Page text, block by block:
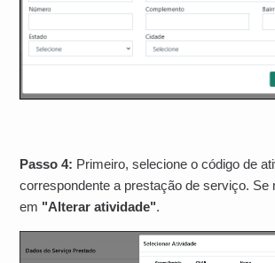
Passo 4: Primeiro, selecione o código de
correspondente a prestação de serviço. Se
em "Alterar atividade".